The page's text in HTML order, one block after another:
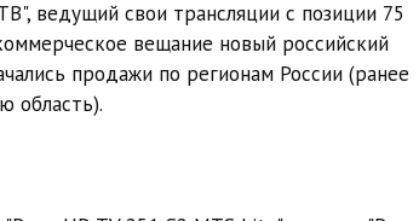
ведущий свои трансляции с позиции 75
вещание новый российский
продажи по регионам России (ранее
область).